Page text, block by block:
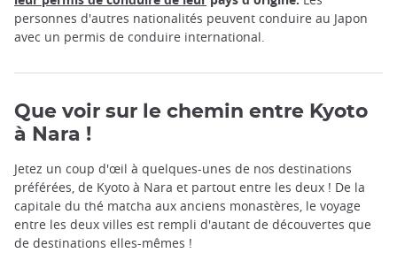
personnes d'autres nationalités peuvent conduire au Japon
avec un permis de conduire international.
Que voir sur le chemin entre Kyoto
à Nara !
Jetez un coup d'œil à quelques-unes de nos destinations
préférées, de Kyoto à Nara et partout entre les deux ! De la
capitale du thé matcha aux anciens monastères, le voyage
entre les deux villes est rempli d'autant de découvertes que
de destinations elles-mêmes !